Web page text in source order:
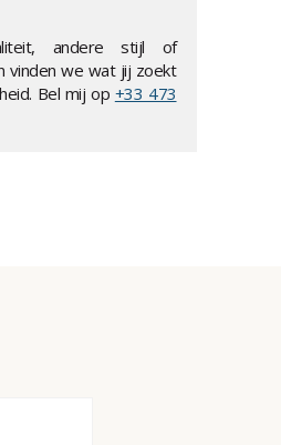
andere stijl of
vinden we wat jij zoekt
Bel mij op +33 473